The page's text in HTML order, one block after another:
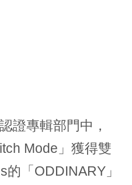
證專輯部門中，
Mode」獲得雙
「ODDINARY」